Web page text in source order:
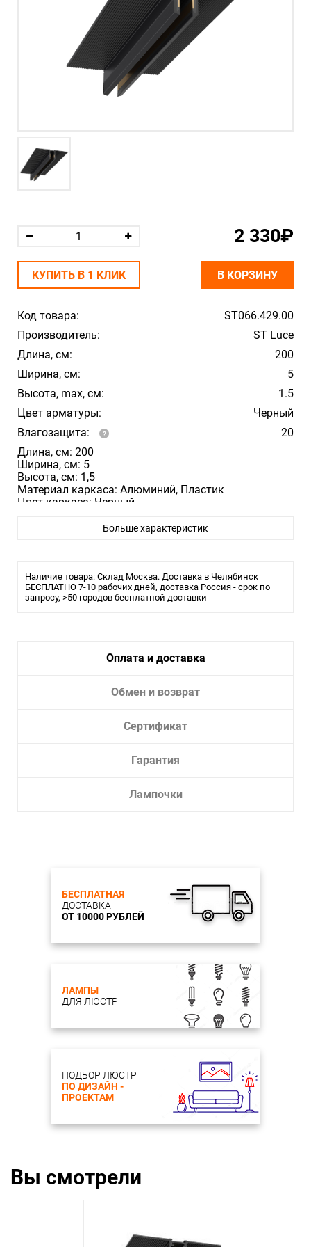
Код товара:
ST066.429.00
Производитель:
ST Luce
Длина, см:
200
Ширина, см:
5
Высота, max, см:
1.5
Цвет арматуры:
Черный
Влагозащита:
20
Длина, см: 200
Ширина, см: 5
Высота, см: 1,5
Материал каркаса: Алюминий, Пластик
Цвет каркаса: Черный
Больше характеристик
Наличие товара: Склад Москва. Доставка в Челябинск
БЕСПЛАТНО 7-10 рабочих дней, доставка Россия - срок по
запросу, >50 городов бесплатной доставки
2 330₽
КУПИТЬ В 1 КЛИК В КОРЗИНУ
Оплата и доставка
Обмен и возврат
Сертификат
Гарантия
Лампочки
БЕСПЛАТНАЯ
ДОСТАВКА
ОТ 10000 РУБЛЕЙ
ЛАМПЫ
ДЛЯ ЛЮСТР
ПОДБОР ЛЮСТР
ПО ДИЗАЙН -
ПРОЕКТАМ
Вы смотрели